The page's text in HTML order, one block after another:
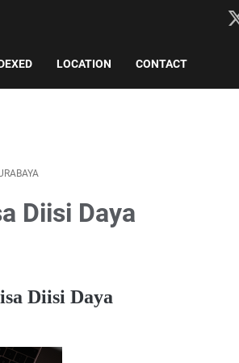
LOCATION CONTACT
Diisi Daya
Diisi Daya